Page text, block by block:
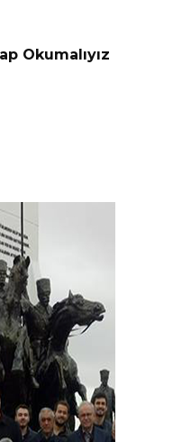
Okumalıyız